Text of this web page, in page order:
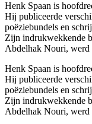
Henk Spaan is
Hij publiceerde
poëziebundels en
Zijn indrukwekkende
Abdelhak Nouri, werd
Henk Spaan is
Hij publiceerde
poëziebundels en
Zijn indrukwekkende
Abdelhak Nouri, werd